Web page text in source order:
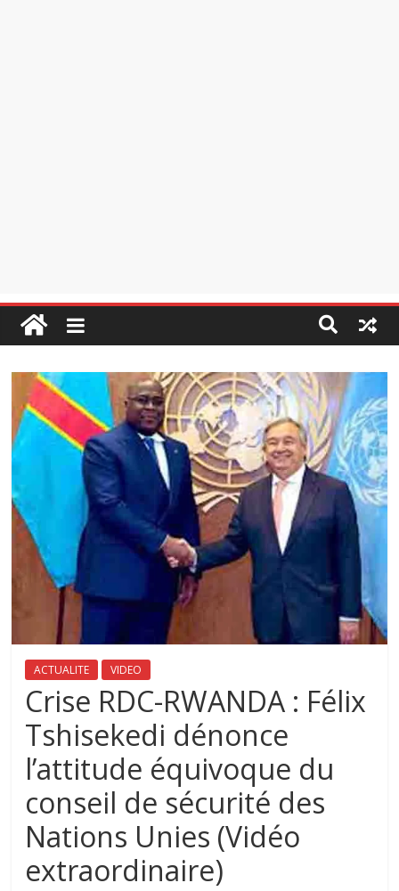
ACTUALITE VIDEO
Crise RDC-RWANDA : Félix
Tshisekedi dénonce
l’attitude équivoque du
conseil de sécurité des
Nations Unies (Vidéo
extraordinaire)